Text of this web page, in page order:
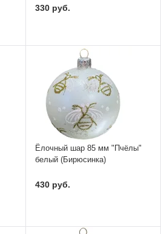
330 руб.
Ёлочный шар 85 мм "Пчёлы"
белый (Бирюсинка)
430 руб.